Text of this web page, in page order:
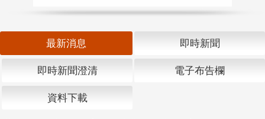
最新消息 即時新聞
即時新聞澄清 電子布告欄
資料下載